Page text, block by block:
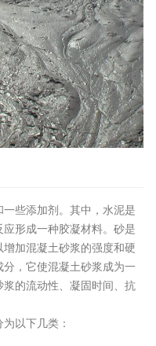
些添加剂。其中，水泥是
形成一种胶凝材料。砂是
加混凝土砂浆的强度和硬
，它使混凝土砂浆成为一
的流动性、凝固时间、抗
以下几类：